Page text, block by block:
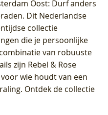
Oost: Durf anders
Dit Nederlandse
collectie
die je persoonlijke
van robuuste
zijn Rebel & Rose
wie houdt van een
Ontdek de collectie